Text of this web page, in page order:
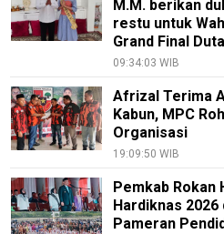
M.M. berikan
restu untuk
Grand Final
09:34:03 WIB
Afrizal Terima
Kabun, MPC
Organisasi
19:09:50 WIB
Pemkab Rokan
Hardiknas 2026
Pameran
Internal
KEJ
Tentang
Kami
Pedoman
Siber
Redaksi